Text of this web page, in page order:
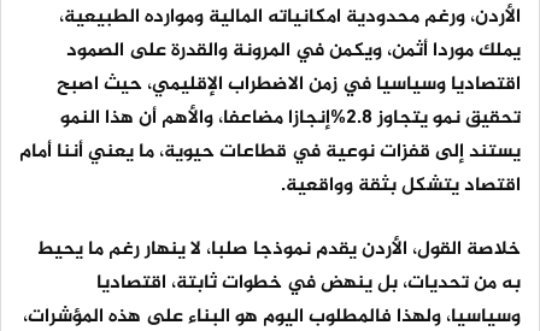
الأردن، ورغم محدودية امكانياته المالية وموارده الطبيعية،
يملك موردا أثمن، ويكمن في المرونة والقدرة على الصمود
اقتصاديا وسياسيا في زمن الاضطراب الإقليمي، حيث اصبح
تحقيق نمو يتجاوز 2.8%إنجازا مضاعفا، والأهم أن هذا النمو
يستند إلى قفزات نوعية في قطاعات حيوية، ما يعني أننا أمام
اقتصاد يتشكل بثقة وواقعية.
خلاصة القول، الأردن يقدم نموذجا صلبا، لا ينهار رغم ما يحيط
به من تحديات، بل ينهض في خطوات ثابتة، اقتصاديا
وسياسيا، ولهذا فالمطلوب اليوم هو البناء على هذه المؤشرات،